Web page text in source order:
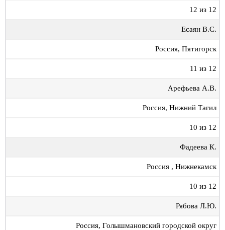
12 из 12
Есаян В.С.
Россия, Пятигорск
11 из 12
Арефьева А.В.
Россия, Нижний Тагил
10 из 12
Фадеева К.
Россия , Нижнекамск
10 из 12
Рябова Л.Ю.
Россия, Голышмановский городской округ